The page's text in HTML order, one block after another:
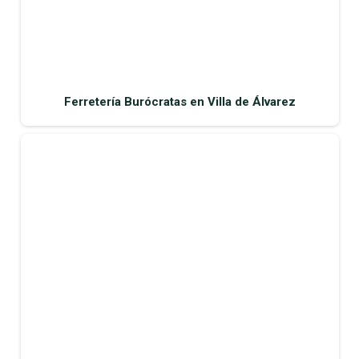
Ferretería Burócratas en Villa de Álvarez